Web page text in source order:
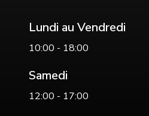
Lundi au Vendredi
10:00 - 18:00
Samedi
12:00 - 17:00